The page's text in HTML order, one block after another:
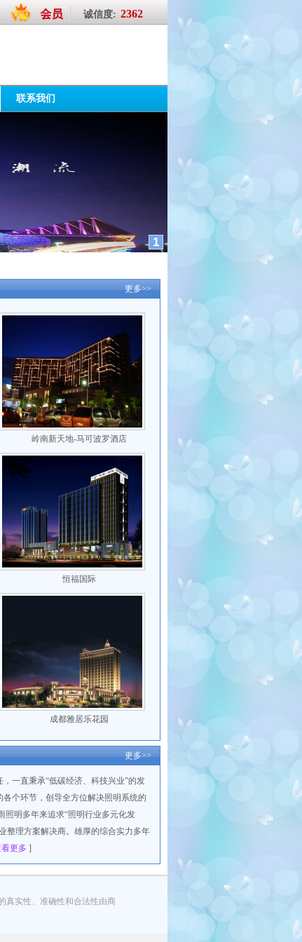
诚信度:
普通会员
联系我们
1
更多>>
岭南新天地-马可波罗酒店
恒福国际
成都雅居乐花园
更多>>
一直秉承“低碳经济、科技兴业”的发
个环节，创导全方位解决照明系统的
照明多年来追求“照明行业多元化发
整理方案解决商。雄厚的综合实力多年
更多 ]
真实性、准确性和合法性由商